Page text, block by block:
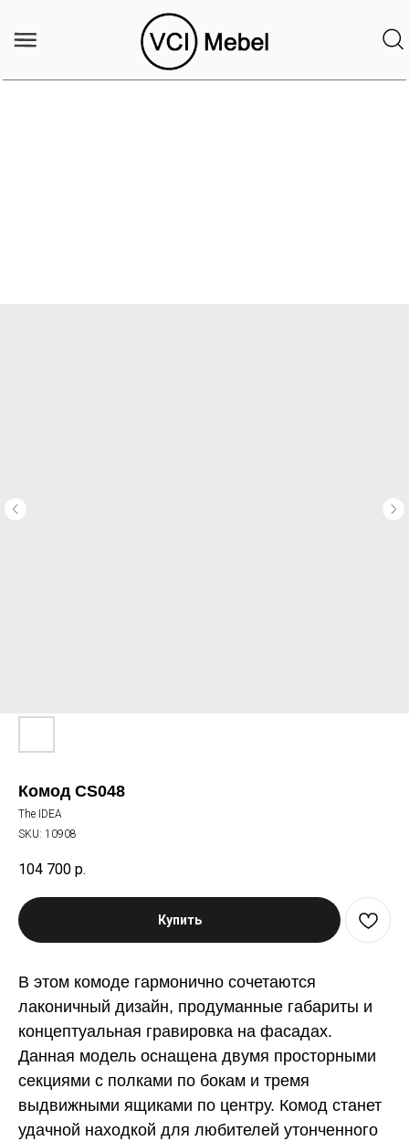
Комод CS048
The IDEA
SKU: 10908
104 700 р.
Купить
В этом комоде гармонично сочетаются
лаконичный дизайн, продуманные габариты и
концептуальная гравировка на фасадах.
Данная модель оснащена двумя просторными
секциями с полками по бокам и тремя
выдвижными ящиками по центру. Комод станет
удачной находкой для любителей утонченного